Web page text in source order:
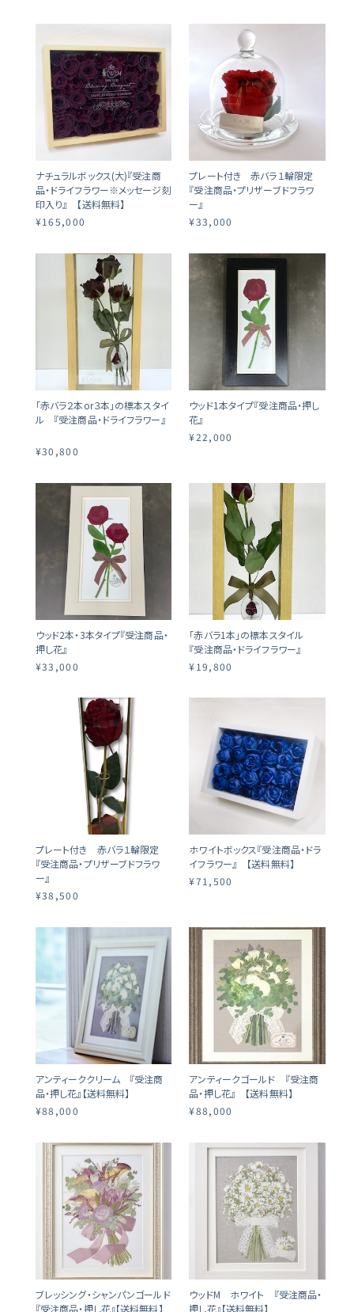
ナチュラルボックス(大)『受注商
品・ドライフラワー※メッセージ刻
印入り』 【送料無料】
¥165,000
プレート付き 赤バラ１輪限定
『受注商品・プリザーブドフラワ
ー』
¥33,000
「赤バラ２本or３本」の標本スタイ
ル 『受注商品・ドライフラワー』
¥30,800
ウッド1本タイプ『受注商品・押し
花』
¥22,000
ウッド2本・3本タイプ『受注商品・
押し花』
¥33,000
「赤バラ1本」の標本スタイル
『受注商品・ドライフラワー』
¥19,800
プレート付き 赤バラ１輪限定
『受注商品・プリザーブドフラワ
ー』
¥38,500
ホワイトボックス『受注商品・ドラ
イフラワー』 【送料無料】
¥71,500
アンティーククリーム 『受注商
品・押し花』【送料無料】
¥88,000
アンティークゴールド 『受注商
品・押し花』 【送料無料】
¥88,000
ブレッシング・シャンパンゴールド
『受注商品・押し花』【送料無料】
ウッドM ホワイト 『受注商品・
押し花』【送料無料】